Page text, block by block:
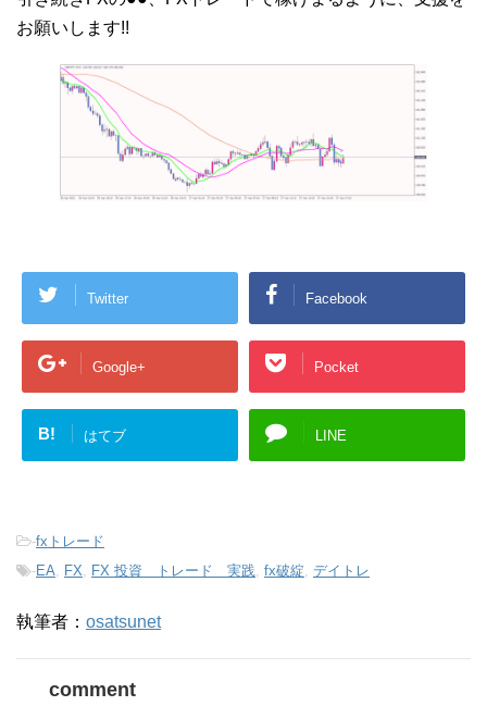
お願いします!!
Twitter Facebook
Google+ Pocket
B! はてブ LINE
-fxトレード
-EA, FX, FX 投資 トレード 実践, fx破綻, デイトレ
執筆者： osatsunet
comment